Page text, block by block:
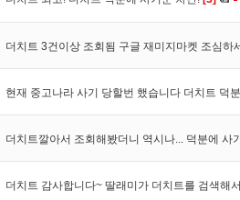
더치트 3건이상 조회됨 구글 재미지마켓 조심하
현재 중고나라 사기 당할번 했습니다 더치트 덕
더치트깔아서 조회해봤더니 역시나... 덕분에 사
더치트 감사합니다~ 딸래미가 더치트를 검색해